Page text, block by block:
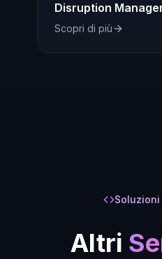
Disruption
Scopri di più
Altri